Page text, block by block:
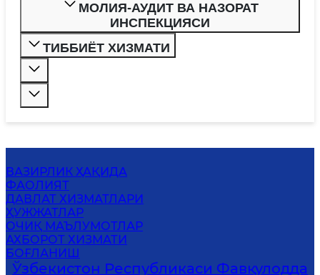
МОЛИЯ-АУДИТ ВА НАЗОРАТ
ИНСПЕКЦИЯСИ
ТИББИЁТ ХИЗМАТИ
ВАЗИРЛИК ҲАҚИДА
ФАОЛИЯТ
ДАВЛАТ ХИЗМАТЛАРИ
ҲУЖЖАТЛАР
ОЧИҚ МАЪЛУМОТЛАР
АХБОРОТ ХИЗМАТИ
БОҒЛАНИШ
Ўзбекистон Республикаси Фавқулодда